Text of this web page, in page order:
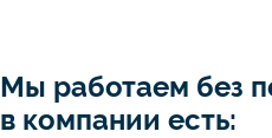
Мы работаем без
в компании есть: